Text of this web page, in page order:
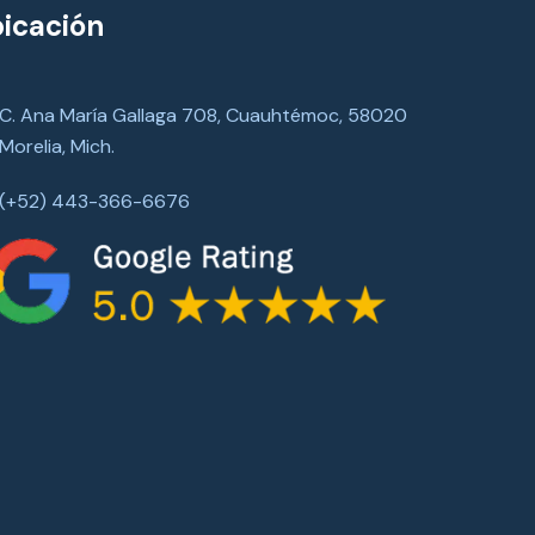
C. Ana María Gallaga 708, Cuauhtémoc, 58020
Morelia, Mich.
(+52) 443-366-6676